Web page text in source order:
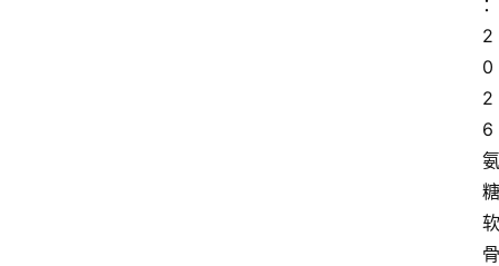
：
2
0
2
6
氨
糖
软
骨